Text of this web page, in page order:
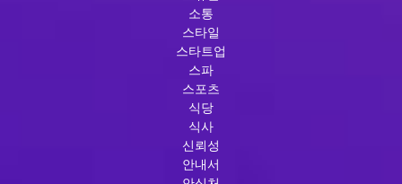
소통
스타일
스타트업
스파
스포츠
식당
식사
신뢰성
안내서